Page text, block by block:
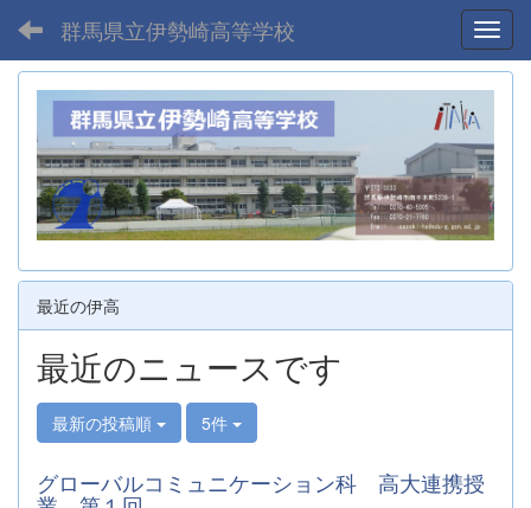
群馬県立伊勢崎高等学校
最近の伊高
最近のニュースです
最新の投稿順 5件
グローバルコミュニケーション科 高大連携授